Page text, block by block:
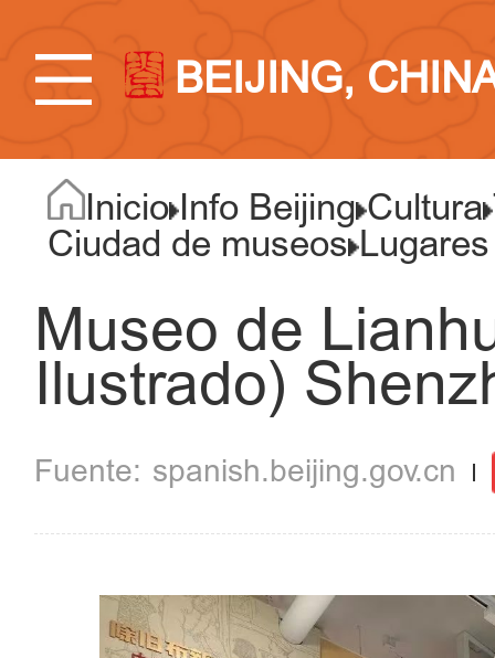
BEIJING,
Inicio Info Beijing Cultura
Ciudad de museos Lugares
Museo de
Ilustrado)
spanish.beijing.gov.cn